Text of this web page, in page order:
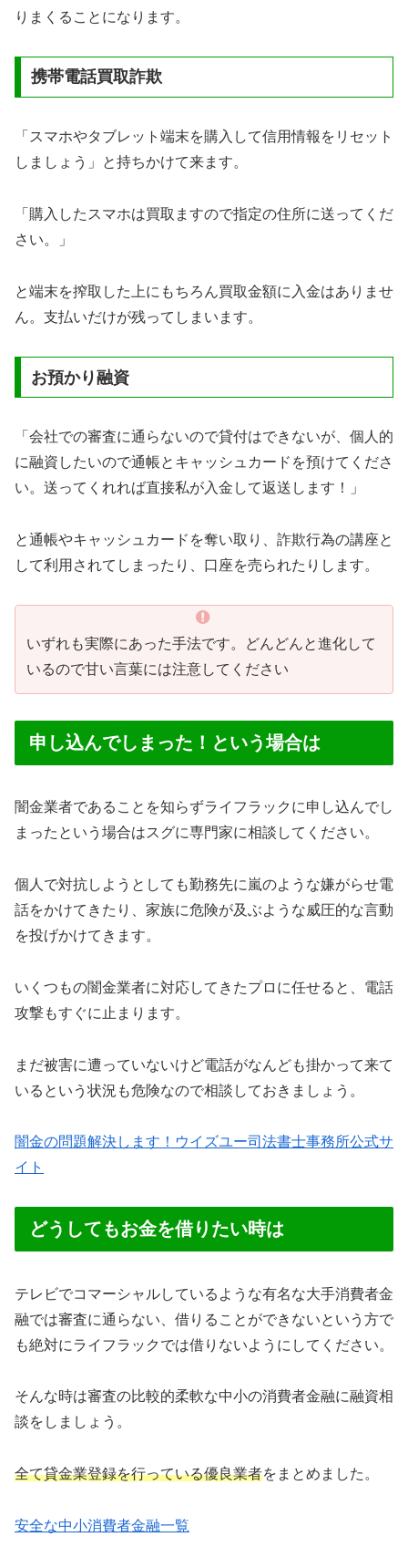
りまくることになります。
携帯電話買取詐欺
「スマホやタブレット端末を購入して信用情報をリセット
しましょう」と持ちかけて来ます。
「購入したスマホは買取ますので指定の住所に送ってくだ
さい。」
と端末を搾取した上にもちろん買取金額に入金はありませ
ん。支払いだけが残ってしまいます。
お預かり融資
「会社での審査に通らないので貸付はできないが、個人的
に融資したいので通帳とキャッシュカードを預けてくださ
い。送ってくれれば直接私が入金して返送します！」
と通帳やキャッシュカードを奪い取り、詐欺行為の講座と
して利用されてしまったり、口座を売られたりします。
いずれも実際にあった手法です。どんどんと進化して
いるので甘い言葉には注意してください
申し込んでしまった！という場合は
闇金業者であることを知らずライフラックに申し込んでし
まったという場合はスグに専門家に相談してください。
個人で対抗しようとしても勤務先に嵐のような嫌がらせ電
話をかけてきたり、家族に危険が及ぶような威圧的な言動
を投げかけてきます。
いくつもの闇金業者に対応してきたプロに任せると、電話
攻撃もすぐに止まります。
まだ被害に遭っていないけど電話がなんども掛かって来て
いるという状況も危険なので相談しておきましょう。
闇金の問題解決します！ウイズユー司法書士事務所公式サ
イト
どうしてもお金を借りたい時は
テレビでコマーシャルしているような有名な大手消費者金
融では審査に通らない、借りることができないという方で
も絶対にライフラックでは借りないようにしてください。
そんな時は審査の比較的柔軟な中小の消費者金融に融資相
談をしましょう。
全て貸金業登録を行っている優良業者をまとめました。
安全な中小消費者金融一覧